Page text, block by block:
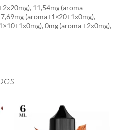
11,54mg (aroma
(aroma+1×20+1x0mg),
0mg (aroma +2x0mg),